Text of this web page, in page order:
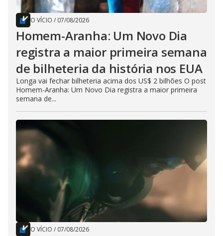
O VÍCIO / 07/08/2026
Homem-Aranha: Um Novo Dia
registra a maior primeira semana
de bilheteria da história nos EUA
Longa vai fechar bilheteria acima dos US$ 2 bilhões O post
Homem-Aranha: Um Novo Dia registra a maior primeira
semana de...
O VÍCIO / 07/08/2026